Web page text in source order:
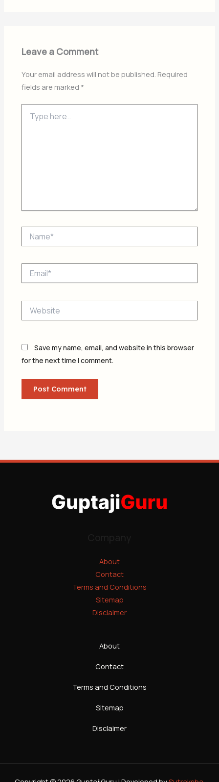
Leave a Comment
Your email address will not be published. Required
fields are marked *
here..
Save my name, email, and website in this browser
for the next time I comment.
About
Contact
Terms and Conditions
Sitemap
Disclaimer
About
Contact
Terms and Conditions
Sitemap
Disclaimer